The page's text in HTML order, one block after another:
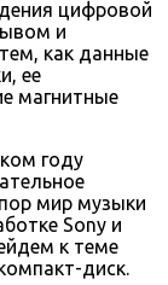
цифровой
и
как данные
ее
магнитные
году
мир музыки
Sony и
к теме
диск.